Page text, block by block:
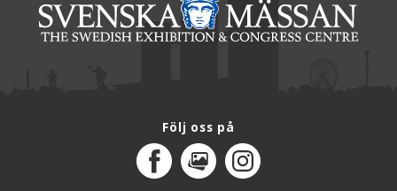
Följ oss på
FacebookMediaPortal
Instagram